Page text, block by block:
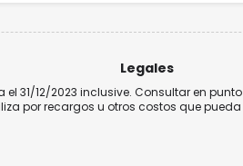
Legales
el 31/12/2023 inclusive. Consultar en
por recargos u otros costos que